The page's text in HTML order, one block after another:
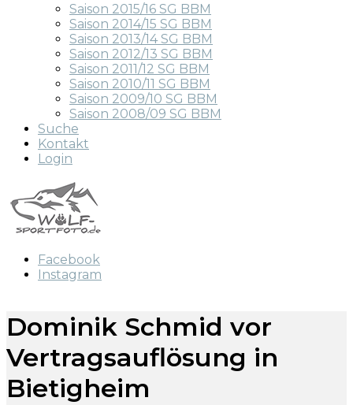
Saison 2015/16 SG BBM
Saison 2014/15 SG BBM
Saison 2013/14 SG BBM
Saison 2012/13 SG BBM
Saison 2011/12 SG BBM
Saison 2010/11 SG BBM
Saison 2009/10 SG BBM
Saison 2008/09 SG BBM
Suche
Kontakt
Login
Facebook
Instagram
Dominik Schmid vor
Vertragsauflösung in
Bietigheim